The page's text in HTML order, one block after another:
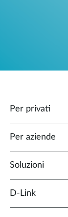
Per privati
Per aziende
Soluzioni
D‑Link